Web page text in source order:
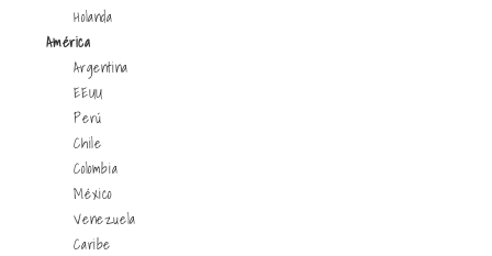
Holanda
América
Argentina
EEUU
Perú
Chile
Colombia
México
Venezuela
Caribe